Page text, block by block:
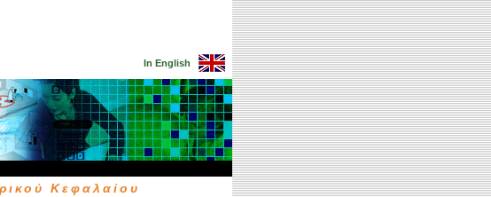
In English
Κεφαλαίου